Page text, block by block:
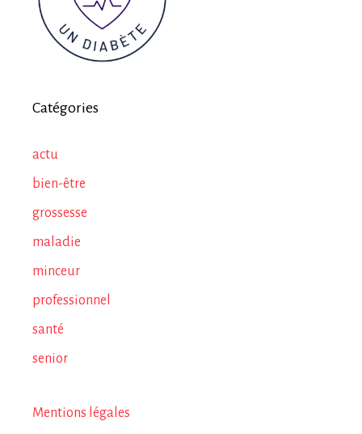
Catégories
actu
bien-être
grossesse
maladie
minceur
professionnel
santé
senior
Mentions légales